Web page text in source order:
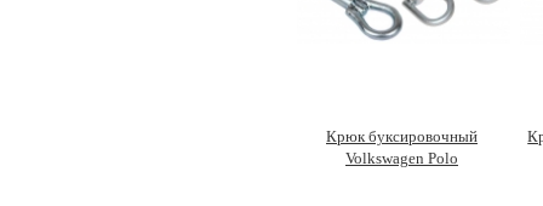
Крюк буксировочный
Volkswagen Polo